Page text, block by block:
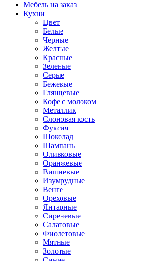
Мебель на заказ
Кухни
Цвет
Белые
Черные
Желтые
Красные
Зеленые
Серые
Бежевые
Глянцевые
Кофе с молоком
Металлик
Слоновая кость
Фуксия
Шоколад
Шампань
Оливковые
Оранжевые
Вишневые
Изумрудные
Венге
Ореховые
Янтарные
Сиреневые
Салатовые
Фиолетовые
Мятные
Золотые